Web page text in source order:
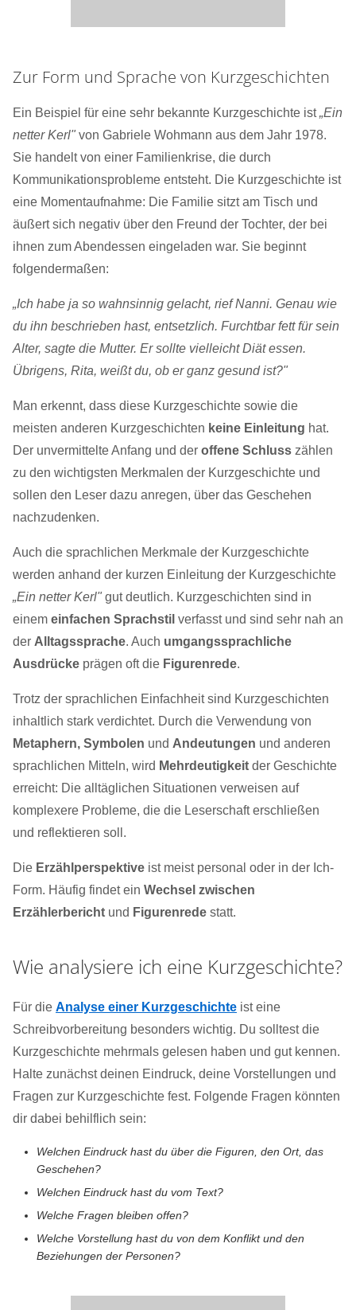
Zur Form und Sprache von Kurzgeschichten
Ein Beispiel für eine sehr bekannte Kurzgeschichte ist„Ein
netter Kerl" von Gabriele Wohmann aus dem Jahr 1978.
Sie handelt von einer Familienkrise, die durch
Kommunikationsprobleme entsteht. Die Kurzgeschichte ist
eine Momentaufnahme: Die Familie sitzt am Tisch und
äußert sich negativ über den Freund der Tochter, der bei
ihnen zum Abendessen eingeladen war. Sie beginnt
folgendermaßen:
„Ich habe ja so wahnsinnig gelacht, rief Nanni. Genau wie
du ihn beschrieben hast, entsetzlich. Furchtbar fett für sein
Alter, sagte die Mutter. Er sollte vielleicht Diät essen.
Übrigens, Rita, weißt du, ob er ganz gesund ist?"
Man erkennt, dass diese Kurzgeschichte sowie die
meisten anderen Kurzgeschichten keine Einleitung hat.
Der unvermittelte Anfang und der offene Schluss zählen
zu den wichtigsten Merkmalen der Kurzgeschichte und
sollen den Leser dazu anregen, über das Geschehen
nachzudenken.
Auch die sprachlichen Merkmale der Kurzgeschichte
werden anhand der kurzen Einleitung der Kurzgeschichte
„Ein netter Kerl" gut deutlich. Kurzgeschichten sind in
einem einfachen Sprachstil verfasst und sind sehr nah an
der Alltagssprache. Auch umgangssprachliche
Ausdrücke prägen oft die Figurenrede.
Trotz der sprachlichen Einfachheit sind Kurzgeschichten
inhaltlich stark verdichtet. Durch die Verwendung von
Metaphern, Symbolen und Andeutungen und anderen
sprachlichen Mitteln, wird Mehrdeutigkeit der Geschichte
erreicht: Die alltäglichen Situationen verweisen auf
komplexere Probleme, die die Leserschaft erschließen
und reflektieren soll.
Die Erzählperspektive ist meist personal oder in der Ich-
Form. Häufig findet ein Wechsel zwischen
Erzählerbericht und Figurenrede statt.
Wie analysiere ich eine Kurzgeschichte?
Für die Analyse einer Kurzgeschichte ist eine
Schreibvorbereitung besonders wichtig. Du solltest die
Kurzgeschichte mehrmals gelesen haben und gut kennen.
Halte zunächst deinen Eindruck, deine Vorstellungen und
Fragen zur Kurzgeschichte fest. Folgende Fragen könnten
dir dabei behilflich sein:
Welchen Eindruck hast du über die Figuren, den Ort, das
Geschehen?
Welchen Eindruck hast du vom Text?
Welche Fragen bleiben offen?
Welche Vorstellung hast du von dem Konflikt und den
Beziehungen der Personen?